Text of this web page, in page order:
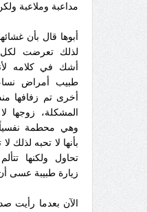
مداعبة وملاعبة
أبوها قال بأن
لذلك تعرضت
أشك في كلامه
طبيب أمراض
أخرى تم زفافها
المشكلة، زوجها
وهي محطمة نفسياً
بأنها لا تحبه لذلك
تحاول ولكنها
زيارة طبيبة عسى أن
الآن بعدما